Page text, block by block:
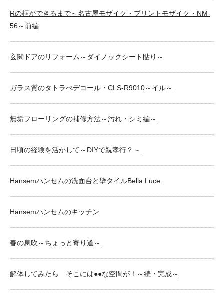
Rの框ができるまで～名古屋モザイク・プリントモザイク・NM-
56～前編
玄関ドアのリフォーム～ダイノックシート貼り～
ガラス質のタトラぺデコール・CLS-R9010～イル～
無垢フローリングの補修方法～汚れ・シミ編～
日頃の経験を活かして～DIYで親孝行？～
Hansemハンセムの洗面台と壁タイルBella Luce
Hansemハンセムのキッチン
春の息吹～ちょっと寄り道～
解体してみたら そこには●●な空間が！～続・完成～